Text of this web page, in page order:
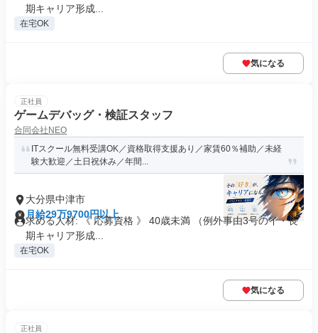
期キャリア形成...
在宅OK
気になる
正社員
ゲームデバッグ・検証スタッフ
合同会社NEO
ITスクール無料受講OK／資格取得支援あり／家賃60％補助／未経
験大歓迎／土日祝休み／年間...
大分県中津市
月給29万9700円以上
求める人材: 《 応募資格 》 40歳未満 （例外事由3号のイ・長
期キャリア形成...
在宅OK
気になる
正社員